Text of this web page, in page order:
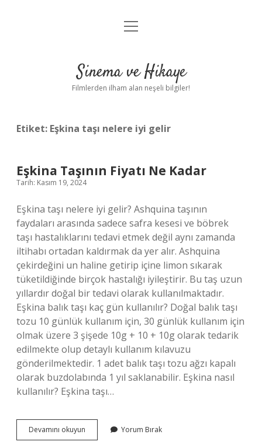
Gizlilik Politikası
Yasal Uyarı
menüyü
Sinema ve Hikaye
Filmlerden ilham alan neşeli bilgiler!
Etiket: Eşkina taşı nelere iyi gelir
Eşkina Taşının Fiyatı Ne Kadar
Tarih: Kasım 19, 2024
Eşkina taşı nelere iyi gelir? Ashquina taşının
faydaları arasında sadece safra kesesi ve böbrek
taşı hastalıklarını tedavi etmek değil aynı zamanda
iltihabı ortadan kaldırmak da yer alır. Ashquina
çekirdeğini un haline getirip içine limon sıkarak
tüketildiğinde birçok hastalığı iyileştirir. Bu taş uzun
yıllardır doğal bir tedavi olarak kullanılmaktadır.
Eşkina balık taşı kaç gün kullanılır? Doğal balık taşı
tozu 10 günlük kullanım için, 30 günlük kullanım için
olmak üzere 3 şişede 10g + 10 + 10g olarak tedarik
edilmekte olup detaylı kullanım kılavuzu
gönderilmektedir. 1 adet balık taşı tozu ağzı kapalı
olarak buzdolabında 1 yıl saklanabilir. Eşkina nasıl
kullanılır? Eşkina taşı…
Devamını okuyun
Taşının
Yorum Bırak